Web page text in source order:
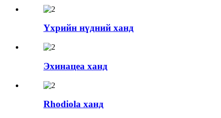
Үхрийн нүдний ханд
Эхинацеа ханд
Rhodiola ханд